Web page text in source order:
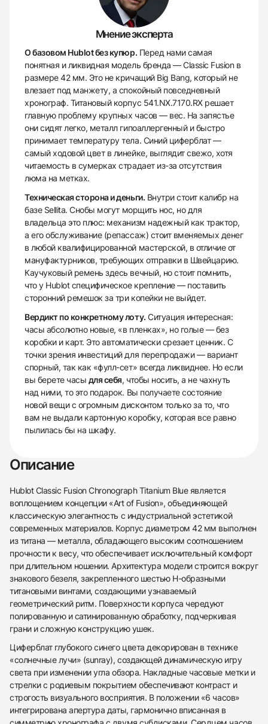
438
285
145
142
205
204
195
150
6
Мнение эксперта
О базовом Hublot без купюр. Перед нами самая
понятная и ликвидная модель бренда — Classic Fusion в
размере 42 мм. Это не кричащий Big Bang, который не
влезает под манжету, а спокойный повседневный
хронограф. Титановый корпус 541.NX.7170.RX решает
главную проблему крупных часов — вес. На запястье
они сидят легко, металл гипоаллергенный и быстро
принимает температуру тела. Синий циферблат —
самый ходовой цвет в линейке, выглядит свежо, хотя
читаемость в сумерках страдает из-за отсутствия
люма на метках.
Техническая сторона и деньги. Внутри стоит калибр на
базе Sellita. Снобы могут морщить нос, но для
владельца это плюс: механизм надежный как трактор,
а его обслуживание (репассаж) стоит вменяемых денег
в любой квалифицированной мастерской, в отличие от
мануфактурников, требующих отправки в Швейцарию.
Каучуковый ремень здесь вечный, но стоит помнить,
что у Hublot специфическое крепление — поставить
сторонний ремешок за три копейки не выйдет.
Вердикт по конкретному лоту. Ситуация интересная:
часы абсолютно новые, «в пленках», но голые — без
коробки и карт. Это автоматически срезает ценник. С
точки зрения инвестиций для перепродажи — вариант
спорный, так как «фулл-сет» всегда ликвиднее. Но если
вы берете часы для себя, чтобы носить, а не чахнуть
над ними, то это подарок. Вы получаете состояние
новой вещи с огромным дисконтом только за то, что
вам не выдали картонную коробку, которая все равно
пылилась бы на шкафу.
Описание
Hublot Classic Fusion Chronograph Titanium Blue является
воплощением концепции «Art of Fusion», объединяющей
классическую элегантность с индустриальной эстетикой
современных материалов. Корпус диаметром 42 мм выполнен
из титана — металла, обладающего высоким соотношением
прочности к весу, что обеспечивает исключительный комфорт
при длительном ношении. Архитектура модели строится вокруг
знакового безеля, закрепленного шестью H-образными
титановыми винтами, создающими узнаваемый
геометрический ритм. Поверхности корпуса чередуют
полированную и сатинированную обработку, подчеркивая
грани и сложную конструкцию ушек.
Циферблат глубокого синего цвета декорирован в технике
«солнечные лучи» (sunray), создающей динамическую игру
света при изменении угла обзора. Накладные часовые метки и
стрелки с родиевым покрытием обеспечивают контраст и
строгость визуального восприятия. В положении «6 часов»
интегрирована апертура даты, гармонично вписанная в